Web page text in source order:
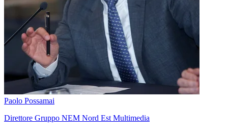
Paolo Possamai
Direttore Gruppo NEM Nord Est Multimedia